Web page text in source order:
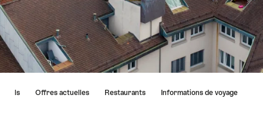
Offres actuelles Restaurants Informations de voyage